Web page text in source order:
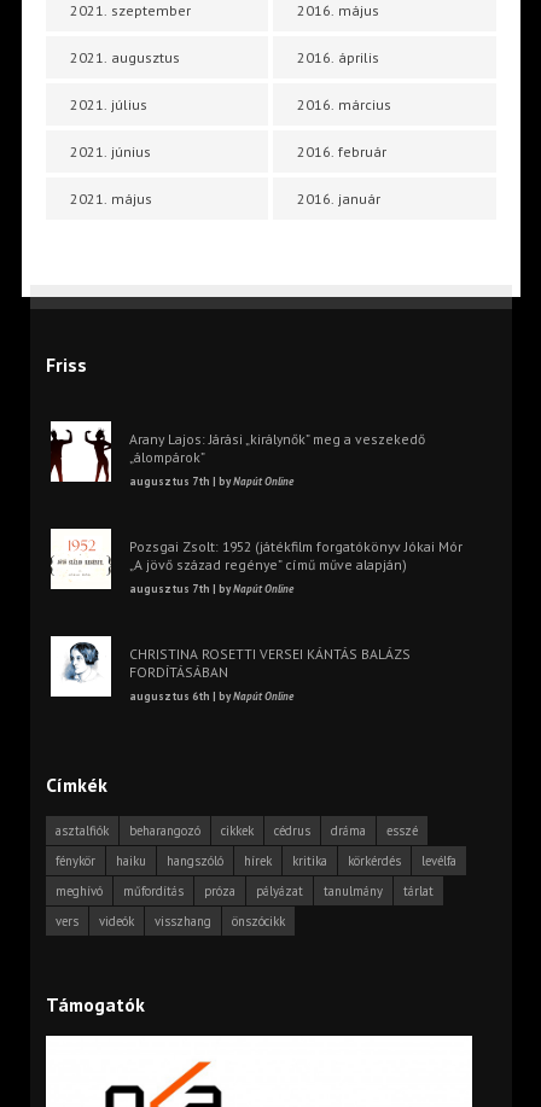
2021. szeptember
2021. augusztus
2021. július
2021. június
2021. május
2016. május
2016. április
2016. március
2016. február
2016. január
Friss
Arany Lajos: Járási „királynők” meg a veszekedő
„álompárok”
augusztus 7th | byNapút Online
Pozsgai Zsolt: 1952 (játékfilm forgatókönyv Jókai Mór
„A jövő század regénye” című műve alapján)
augusztus 7th | byNapút Online
CHRISTINA ROSETTI VERSEI KÁNTÁS BALÁZS
FORDÍTÁSÁBAN
augusztus 6th | byNapút Online
Címkék
asztalfiók beharangozó cikkek cédrus dráma
esszé
fénykör
haiku hangszóló hírek kritika körkérdés
levélfa
meghívó
műfordítás próza pályázat tanulmány
tárlat
vers
videók visszhang önszócikk
Támogatók